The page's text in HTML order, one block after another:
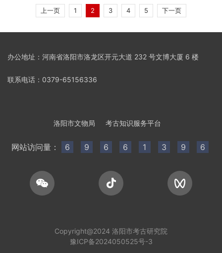
上一页 1 2 3 4 5 下一页
办公地址：河南省洛阳市洛龙区开元大道 232 号文博大厦 6 楼
联系电话：0379-65156336
洛阳市文物局 考古知识服务平台
网站访问量： 6 9 6 6 1 3 9 6
Copyright@2024 洛阳市考古研究院
豫ICP备2024050525号-3